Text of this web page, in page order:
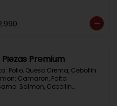
Veggie:	Palmito, Choclito,
Crema, Cebollin
envuelto en almendras
Piezas Premium
Pollo, Queso Crema, Cebollin
Camaron, Palta
Salmon, Cebollin